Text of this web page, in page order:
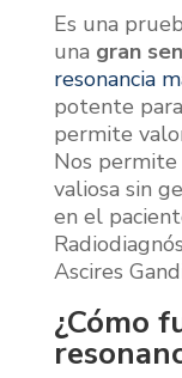
Es una
una gran
resonancia
potente
permite
Nos
valiosa sin
en el
Ascires
¿Cómo